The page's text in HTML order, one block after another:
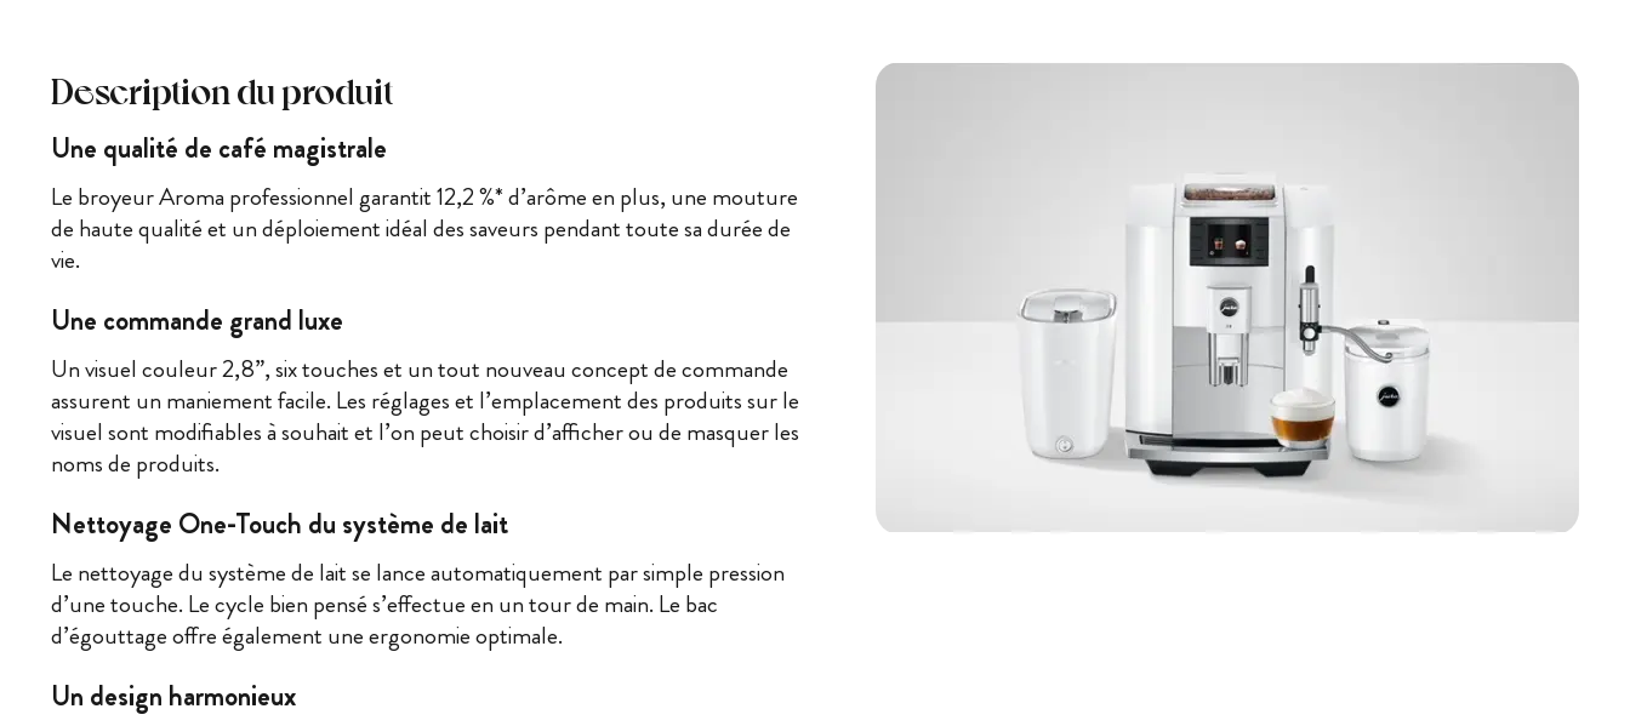
Description du produit
Une qualité de café magistrale
Le broyeur Aroma professionnel garantit 12,2 %* d’arôme en plus, une mouture
de haute qualité et un déploiement idéal des saveurs pendant toute sa durée de
vie.
Une commande grand luxe
Un visuel couleur 2,8”, six touches et un tout nouveau concept de commande
assurent un maniement facile. Les réglages et l’emplacement des produits sur le
visuel sont modifiables à souhait et l’on peut choisir d’afficher ou de masquer les
noms de produits.
Nettoyage One-Touch du système de lait
Le nettoyage du système de lait se lance automatiquement par simple pression
d’une touche. Le cycle bien pensé s’effectue en un tour de main. Le bac
d’égouttage offre également une ergonomie optimale.
Un design harmonieux